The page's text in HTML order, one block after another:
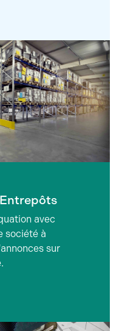
avec
société à
sur